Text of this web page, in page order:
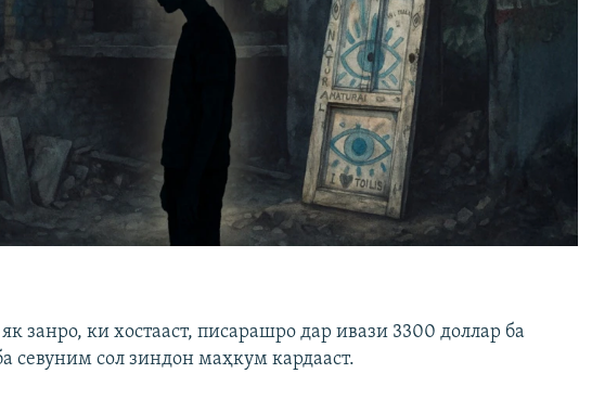
занро, ки хостааст, писарашро дар ивази 3300 доллар ба
севуним сол зиндон маҳкум кардааст.